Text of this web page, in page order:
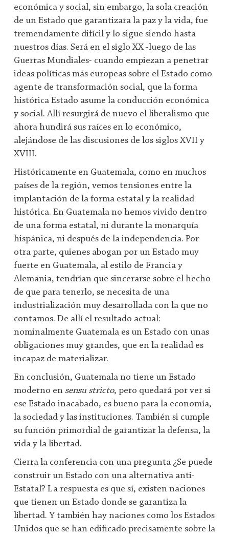
económica y social, sin embargo, la sola creación
de un Estado que garantizara la paz y la vida, fue
tremendamente difícil y lo sigue siendo hasta
nuestros días. Será en el siglo XX -luego de las
Guerras Mundiales- cuando empiezan a penetrar
ideas políticas más europeas sobre el Estado como
agente de transformación social, que la forma
histórica Estado asume la conducción económica
y social. Allí resurgirá de nuevo el liberalismo que
ahora hundirá sus raíces en lo económico,
alejándose de las discusiones de los siglos XVII y
XVIII.
Históricamente en Guatemala, como en muchos
países de la región, vemos tensiones entre la
implantación de la forma estatal y la realidad
histórica. En Guatemala no hemos vivido dentro
de una forma estatal, ni durante la monarquía
hispánica, ni después de la independencia. Por
otra parte, quienes abogan por un Estado muy
fuerte en Guatemala, al estilo de Francia y
Alemania, tendrían que sincerarse sobre el hecho
de que para tenerlo, se necesita de una
industrialización muy desarrollada con la que no
contamos. De allí el resultado actual:
nominalmente Guatemala es un Estado con unas
obligaciones muy grandes, que en la realidad es
incapaz de materializar.
En conclusión, Guatemala no tiene un Estado
moderno en sensu stricto, pero quedará por ver si
ese Estado inacabado, es bueno para la economía,
la sociedad y las instituciones. También si cumple
su función primordial de garantizar la defensa, la
vida y la libertad.
Cierra la conferencia con una pregunta ¿Se puede
construir un Estado con una alternativa anti-
Estatal? La respuesta es que sí, existen naciones
que tienen un Estado donde se garantiza la
libertad. Y también hay naciones como los Estados
Unidos que se han edificado precisamente sobre la